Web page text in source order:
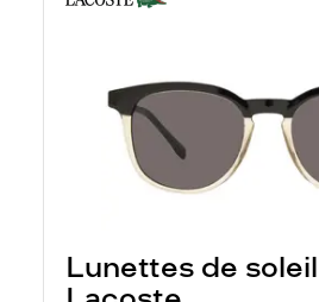
Lunettes de soleil